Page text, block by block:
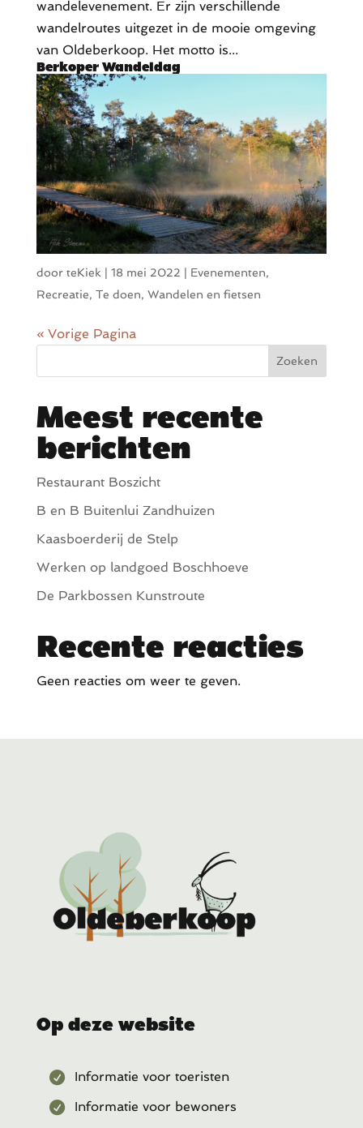
Berkoper Wandeldag
door teKiek 18 mei 2022 Evenementen,
Recreatie, Te doen, Wandelen en fietsen
wandelevenement. Er zijn verschillende
wandelroutes uitgezet in de mooie omgeving
van Oldeberkoop. Het motto is...
« Vorige Pagina
Zoeken
Meest recente
berichten
Restaurant Boszicht
B en B Buitenlui Zandhuizen
Kaasboerderij de Stelp
Werken op landgoed Boschhoeve
De Parkbossen Kunstroute
Recente reacties
Geen reacties om weer te geven.
Op deze website
Informatie voor toeristen
Informatie voor bewoners